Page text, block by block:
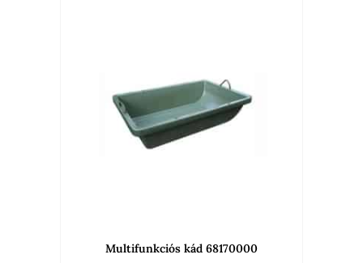
Multifunkciós kád 68170000